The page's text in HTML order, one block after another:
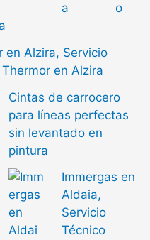
o
en Alzira, Servicio
en Alzira
Cintas de carrocero
para líneas perfectas
sin levantado en
pintura
Immergas en
Aldaia,
Servicio
Técnico